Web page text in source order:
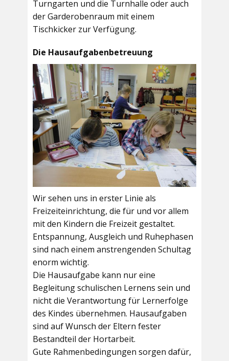
Turngarten und die Turnhalle oder auch
derGarderobenraum mit einem
Tischkicker zur Verfügung.
Die Hausaufgabenbetreuung
Wir sehen uns in erster Linie als
Freizeiteinrichtung, die für und vor allem
mit den Kindern die Freizeit gestaltet.
Entspannung, Ausgleich und Ruhephasen
sind nach einem anstrengenden Schultag
enorm wichtig.
Die Hausaufgabe kann nur eine
Begleitung schulischen Lernens sein und
nicht die Verantwortung für Lernerfolge
des Kindes übernehmen. Hausaufgaben
sind auf Wunsch der Eltern fester
Bestandteil der Hortarbeit.
Gute Rahmenbedingungen sorgen dafür,